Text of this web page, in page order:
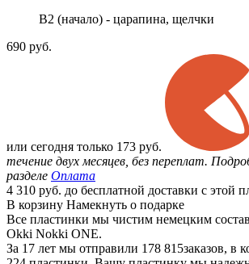
B2 (начало) - царапина, щелчки
690 руб.
или сегодня только 173 руб.
течение двух месяцев, без переплат.
разделе Оплата
4 310 руб. до бесплатной доставки с этой
В корзину Намекнуть о подарке
Все пластинки мы чистим немецким
Okki Nokki ONE.
За 17 лет мы отправили 178 815заказов, в